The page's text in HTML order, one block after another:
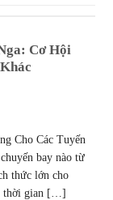
Cơ Hội
Cho Các Tuyến
bay nào từ
thức lớn cho
thời gian […]